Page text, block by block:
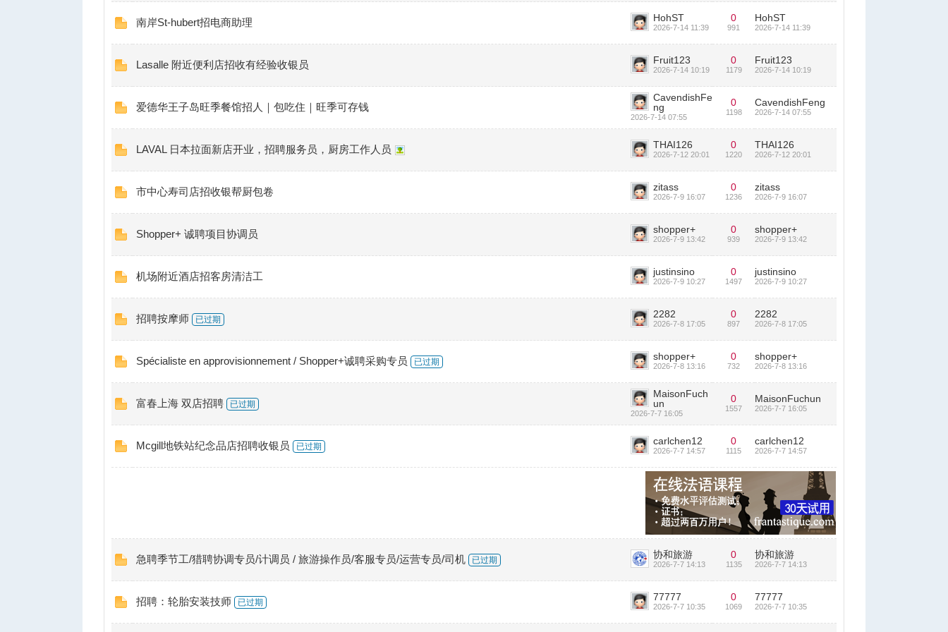
南岸St-hubert招电商助理 HohST
2026-7-14 11:39
0
991
HohST
2026-7-14 11:39
Lasalle 附近便利店招收有经验收银员 Fruit123
2026-7-14 10:19
0
1179
Fruit123
2026-7-14 10:19
爱德华王子岛旺季餐馆招人｜包吃住｜旺季可存钱
CavendishFe
ng
2026-7-14 07:55
0
1198
CavendishFeng
2026-7-14 07:55
LAVAL 日本拉面新店开业，招聘服务员，厨房工作人员 THAI126
2026-7-12 20:01
0
1220
THAI126
2026-7-12 20:01
市中心寿司店招收银帮厨包卷 zitass
2026-7-9 16:07
0
1236
zitass
2026-7-9 16:07
Shopper+ 诚聘项目协调员 shopper+
2026-7-9 13:42
0
939
shopper+
2026-7-9 13:42
机场附近酒店招客房清洁工 justinsino
2026-7-9 10:27
0
1497
justinsino
2026-7-9 10:27
招聘按摩师 已过期 2282
2026-7-8 17:05
0
897
2282
2026-7-8 17:05
Spécialiste en approvisionnement / Shopper+诚聘采购专员 已过期 shopper+
2026-7-8 13:16
0
732
shopper+
2026-7-8 13:16
富春上海 双店招聘 已过期
MaisonFuch
un
2026-7-7 16:05
0
1557
MaisonFuchun
2026-7-7 16:05
Mcgill地铁站纪念品店招聘收银员 已过期 carlchen12
2026-7-7 14:57
0
1115
carlchen12
2026-7-7 14:57
急聘季节工/猎聘协调专员/计调员 / 旅游操作员/客服专员/运营专员/司机 已过期 协和旅游
2026-7-7 14:13
0
1135
协和旅游
2026-7-7 14:13
招聘：轮胎安装技师 已过期 77777
2026-7-7 10:35
0
1069
77777
2026-7-7 10:35